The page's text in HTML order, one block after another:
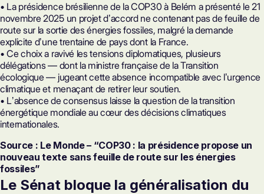
• La présidence brésilienne de la COP30 à Belém a présenté le 21
novembre 2025 un projet dʼaccord ne contenant pas de feuille de
route sur la sortie des énergies fossiles, malgré la demande
explicite dʼune trentaine de pays dont la France.
• Ce choix a ravivé les tensions diplomatiques, plusieurs
délégations — dont la ministre française de la Transition
écologique — jugeant cette absence incompatible avec lʼurgence
climatique et menaçant de retirer leur soutien.
• Lʼabsence de consensus laisse la question de la transition
énergétique mondiale au cœur des décisions climatiques
internationales.
Source : Le Monde – “COP30 : la présidence propose un
nouveau texte sans feuille de route sur les énergies
fossiles”
Le Sénat bloque la généralisation du